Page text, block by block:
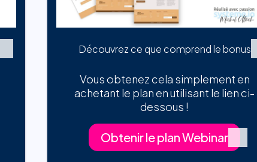
Découvrez ce que comprend le bonus
Vous obtenez cela simplement en
achetant le plan en utilisant le lien ci-
dessous !
Obtenir le plan Webinar